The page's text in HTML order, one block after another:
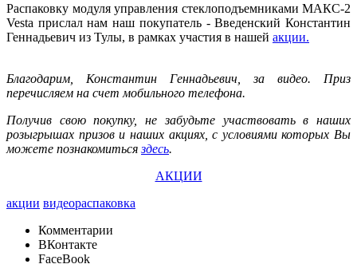
Распаковку модуля управления стеклоподъемниками МАКС-2
Vesta прислал нам наш покупатель -Введенский Константин
Геннадьевич из Тулы, в рамках участия в нашей акции.
Благодарим, Константин Геннадьевич , за видео. Приз
перечисляем на счет мобильного телефона.
Получив свою покупку, не забудьте участвовать в наших
розыгрышах призов и наших акциях, с условиями которых Вы
можете познакомитьсяздесь.
АКЦИИ
акции видеораспаковка
Комментарии
ВКонтакте
FaceBook